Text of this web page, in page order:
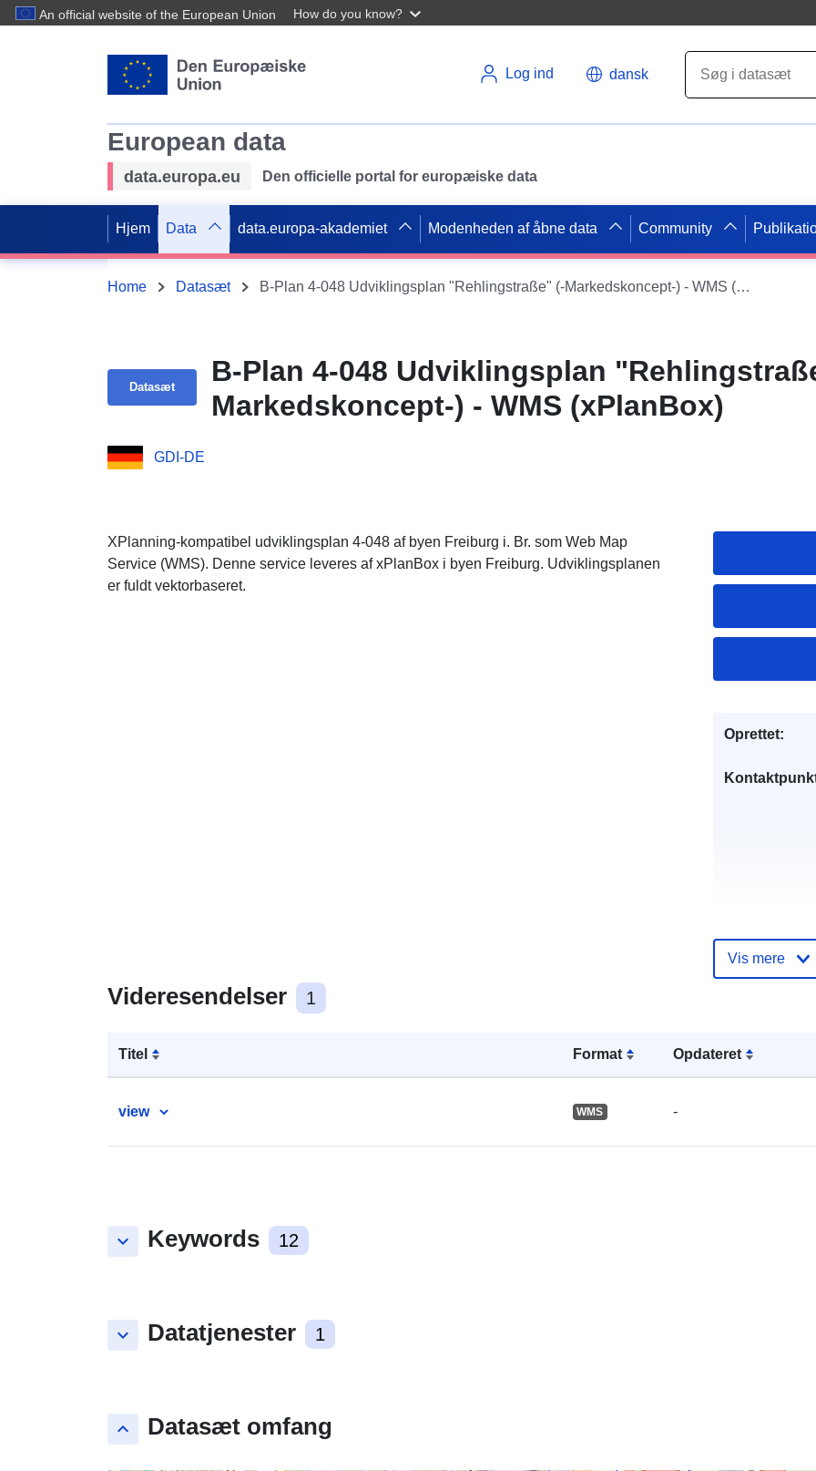
An official website of the European Union How do you know?
Log ind dansk
European data
data.europa.eu Den officielle portal for europæiske data
Hjem Data data.europa-akademiet Modenheden af åbne data Community
Home Datasæt B-Plan 4-048 Udviklingsplan "Rehlingstraße" (-Markedskoncept-) - WMS (xPlanBox)
Datasæt
B-Plan 4-048 Udviklingsplan
Markedskoncept-) - WMS (xPlanBox)
GDI-DE
XPlanning-kompatibel udviklingsplan 4-048 af byen Freiburg i. Br. som Web Map
Service (WMS). Denne service leveres af xPlanBox i byen Freiburg. Udviklingsplanen
er fuldt vektorbaseret.
Videresendelser 1
Titel Format Opdateret
view WMS -
keyboard_arrow_down Keywords 12
keyboard_arrow_down Datatjenester 1
keyboard_arrow_up Datasæt omfang
Oprettet:
Vis mere